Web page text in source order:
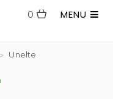
MENU
0
Unelte